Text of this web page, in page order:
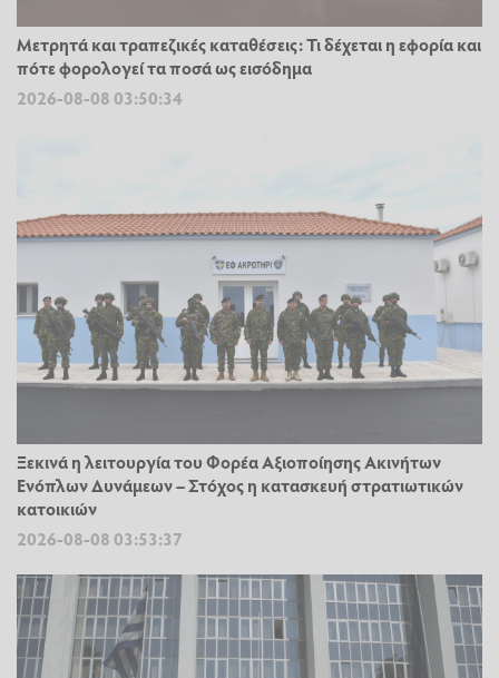
Μετρητά και τραπεζικές καταθέσεις: Τι δέχεται η εφορία και
πότε φορολογεί τα ποσά ως εισόδημα
2026-08-08 03:50:34
Ξεκινά η λειτουργία του Φορέα Αξιοποίησης Ακινήτων
Ενόπλων Δυνάμεων – Στόχος η κατασκευή στρατιωτικών
κατοικιών
2026-08-08 03:53:37